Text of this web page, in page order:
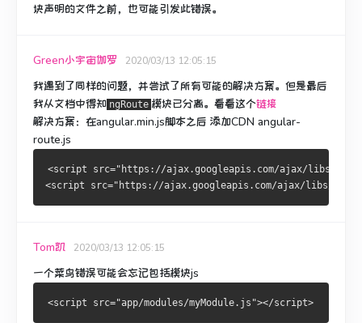
块声明的文件之前，也可能引发此错误。
Green小宇宙伽罗 2020/03/13 12:05:15
我遇到了同样的问题，并尝试了所有可能的解决方案。 但是最后
我从文档中得知 ngRoute 模块已分离。 看看这个链接
解决方案： 在angular.min.js脚本之后 添加CDN angular-
route.js
<script src="https://ajax.googleapis.com/ajax/libs/
<script src="https://ajax.googleapis.com/ajax/libs/
Tom凯 2020/03/13 12:05:15
一个菜鸟错误可能会忘记包括模块js